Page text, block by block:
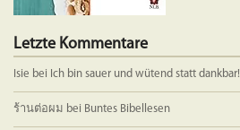
Letzte Kommentare
Isie bei Ich bin sauer und wütend statt dankbar!
ร้านต่อผม bei Buntes Bibellesen